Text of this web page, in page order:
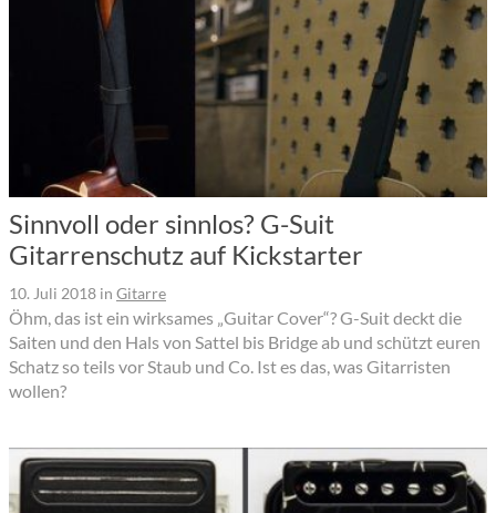
Sinnvoll oder sinnlos? G-Suit
Gitarrenschutz auf Kickstarter
10. Juli 2018 in Gitarre
Öhm, das ist ein wirksames „Guitar Cover“? G-Suit deckt die
Saiten und den Hals von Sattel bis Bridge ab und schützt euren
Schatz so teils vor Staub und Co. Ist es das, was Gitarristen
wollen?